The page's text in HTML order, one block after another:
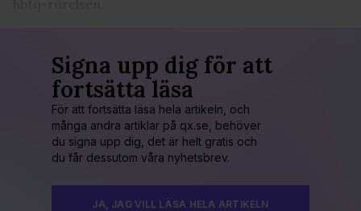
information som du har tillhandahållit eller som de har
samlat in när du har använt deras tjänster. Du godkänner
våra cookies vid fortsatt användande av vår webbplats.
Signa upp dig för att
fortsätta läsa
För att fortsätta läsa hela artikeln, och
många andra artiklar på qx.se, behöver
du signa upp dig, det är helt gratis och
du får dessutom våra nyhetsbrev.
JA, JAG VILL LÄSA HELA ARTIKELN